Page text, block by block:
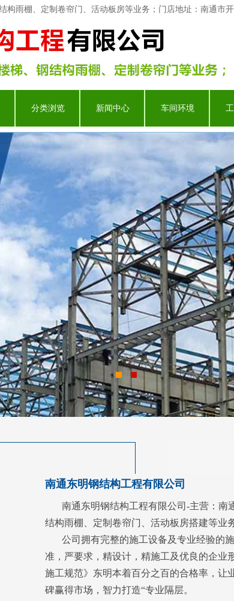
雨棚、定制卷帘门、活动板房等业务；门店地址：南通市
分类浏览 新闻中心 车间环境
南通东明钢结构工程有限公司
南通东明钢结构工程有限公司-主营：南
结构雨棚、定制卷帘门、活动板房搭建等业
公司拥有完整的施工设备及专业经验的
准，严要求，精设计，精施工及优良的企业
施工规范》东明本着百分之百的合格率，让
碑赢得市场，智力打造“专业隔层。